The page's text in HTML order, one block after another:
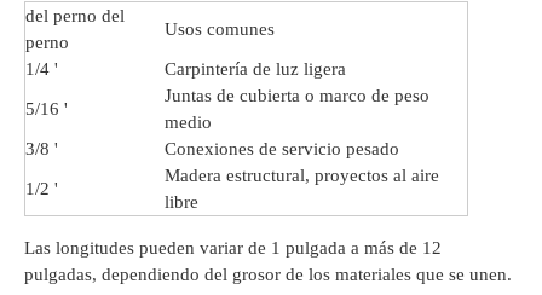
del perno del
perno
Usos comunes
1/4 ' Carpintería de luz ligera
5/16 '
Juntas de cubierta o marco de peso
medio
3/8 '
Conexiones de servicio pesado
1/2 '
Madera estructural, proyectos al aire
libre
Las longitudes pueden variar de 1 pulgada a más de 12
pulgadas, dependiendo del grosor de los materiales que se unen.